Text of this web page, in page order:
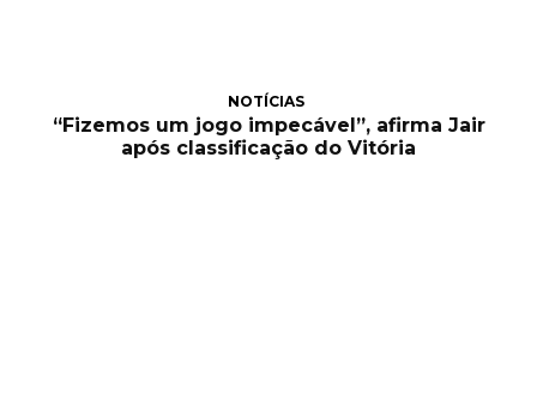
NOTÍCIAS
“Fizemos um jogo impecável”, afirma Jair
após classificação do Vitória